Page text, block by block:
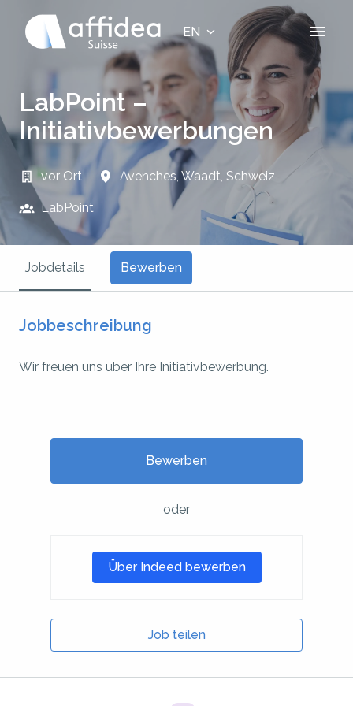
content
Homepage EN
LabPoint –
Initiativbewerbungen
vor Ort Avenches, Waadt Schweiz
LabPoint
Jobdetails Bewerben
Jobbeschreibung
Wir freuen uns über Ihre Initiativbewerbung.
Bewerben
oder
Über Indeed bewerben
Job teilen